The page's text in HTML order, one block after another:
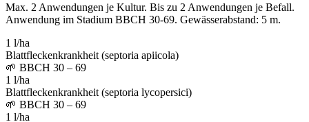
Max. 2 Anwendungen je Kultur. Bis zu 2 Anwendungen je Befall.
Anwendung im Stadium BBCH 30-69. Gewässerabstand: 5 m.
1 l/ha
Blattfleckenkrankheit (septoria apiicola)
🌱 BBCH 30 – 69
1 l/ha
Blattfleckenkrankheit (septoria lycopersici)
🌱 BBCH 30 – 69
1 l/ha